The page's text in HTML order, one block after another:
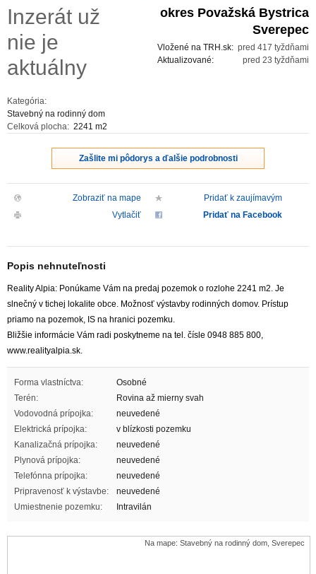
ZVÝRAZNENIE REALITNÝCH INZERÁTOV
OBCHODNÉ PODMIENKY
PRIPOMIENKY
Inzerát už
nie je
aktuálny
Kategória:
Stavebný na rodinný dom
Celková plocha: 2241 m2
okres Považská Bystrica
Sverepec
pred 417 tyždňami
Vložené na TRH.sk:
pred 23 tyždňami
Aktualizované:
Zašlite mi pôdorys a ďalšie podrobnosti
Zobraziť na mape
Pridať k zaujímavým
Vytlačiť
Pridať na Facebook
Popis nehnuteľnosti
Reality Alpia: Ponúkame Vám na predaj pozemok o rozlohe 2241 m2. Je
slnečný v tichej lokalite obce. Možnosť výstavby rodinných domov. Prístup
priamo na pozemok, IS na hranici pozemku.
Bližšie informácie Vám radi poskytneme na tel. čísle 0948 885 800,
www.realityalpia.sk.
Forma vlastníctva:
Osobné
Terén:
Rovina až mierny svah
Vodovodná prípojka:
neuvedené
Elektrická prípojka:
v blízkosti pozemku
Kanalizačná prípojka:
neuvedené
Plynová prípojka:
neuvedené
Telefónna prípojka:
neuvedené
Pripravenosť k výstavbe:
neuvedené
Umiestnenie pozemku:
Intravilán
Na mape: Stavebný na rodinný dom, Sverepec